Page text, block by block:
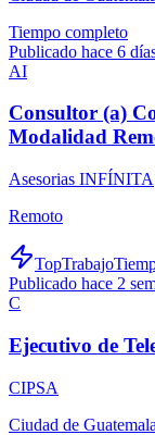
Tiempo completo
Publicado hace 6
AI
Consultor (a)
Modalidad
Asesorias INFÍNITA
Remoto
TopTrabajo
Publicado hace 2
C
Ejecutivo de
CIPSA
Ciudad de